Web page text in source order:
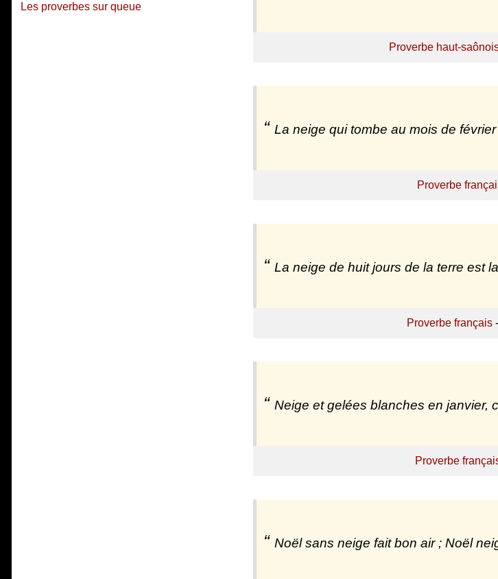
Proverbe haut-
La neige qui tombe au mois de
Proverbe
La neige de huit jours de la terre est
Proverbe français-
Neige et gelées blanches en janvier,
Proverbe
Noël sans neige fait bon air ; Noël
Les proverbes sur queue